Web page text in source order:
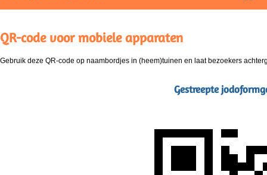
QR-code voor mobiele apparaten
Gebruik deze QR-code op naambordjes in (heem)tuinen en laat bezoekers
Gestreepte